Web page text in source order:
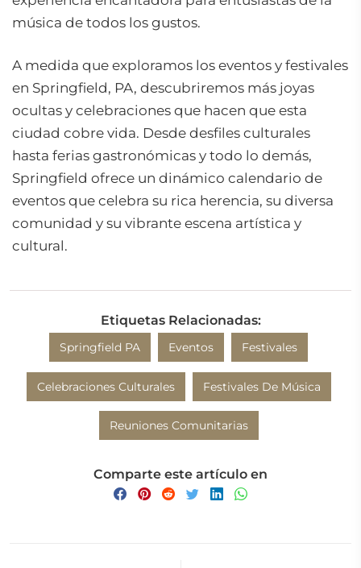
música de todos los gustos.
A medida que exploramos los eventos y festivales
en Springfield, PA, descubriremos más joyas
ocultas y celebraciones que hacen que esta
ciudad cobre vida. Desde desfiles culturales
hasta ferias gastronómicas y todo lo demás,
Springfield ofrece un dinámico calendario de
eventos que celebra su rica herencia, su diversa
comunidad y su vibrante escena artística y
cultural.
Etiquetas Relacionadas:
Springfield PA Eventos Festivales
Celebraciones Culturales Festivales De Música
Reuniones Comunitarias
Comparte este artículo en